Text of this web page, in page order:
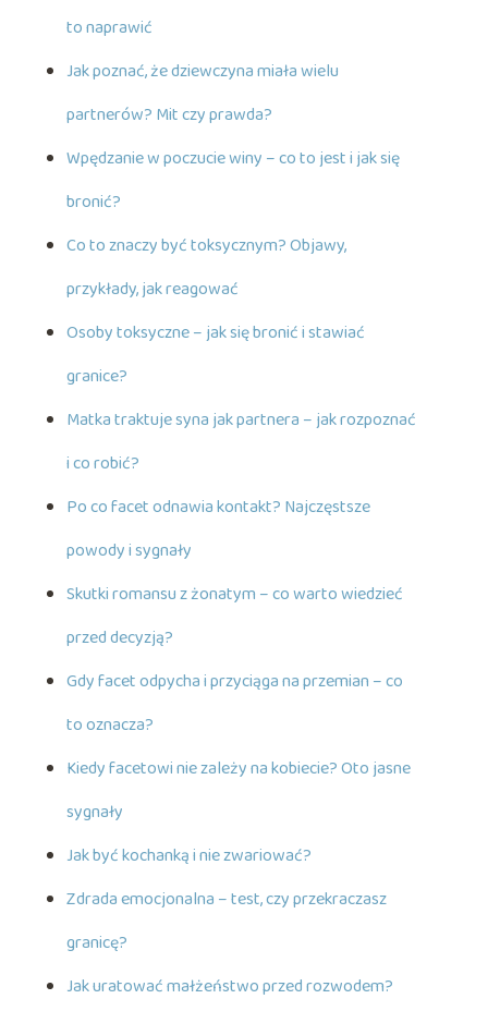
to naprawić
Jak poznać, że dziewczyna miała wielu
partnerów? Mit czy prawda?
Wpędzanie w poczucie winy – co to jest i jak się
bronić?
Co to znaczy być toksycznym? Objawy,
przykłady, jak reagować
Osoby toksyczne – jak się bronić i stawiać
granice?
Matka traktuje syna jak partnera – jak rozpoznać
i co robić?
Po co facet odnawia kontakt? Najczęstsze
powody i sygnały
Skutki romansu z żonatym – co warto wiedzieć
przed decyzją?
Gdy facet odpycha i przyciąga na przemian – co
to oznacza?
Kiedy facetowi nie zależy na kobiecie? Oto jasne
sygnały
Jak być kochanką i nie zwariować?
Zdrada emocjonalna – test, czy przekraczasz
granicę?
Jak uratować małżeństwo przed rozwodem?